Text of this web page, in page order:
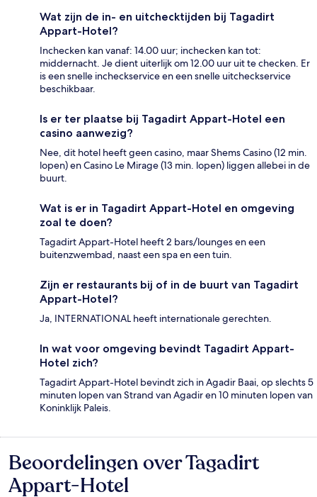
Wat zijn de in- en uitchecktijden bij Tagadirt
Appart-Hotel?
Inchecken kan vanaf: 14.00 uur; inchecken kan tot:
middernacht. Je dient uiterlijk om 12.00 uur uit te checken. Er
is een snelle incheckservice en een snelle uitcheckservice
beschikbaar.
Is er ter plaatse bij Tagadirt Appart-Hotel een
casino aanwezig?
Nee, dit hotel heeft geen casino, maar Shems Casino (12 min.
lopen) en Casino Le Mirage (13 min. lopen) liggen allebei in de
buurt.
Wat is er in Tagadirt Appart-Hotel en omgeving
zoal te doen?
Tagadirt Appart-Hotel heeft 2 bars/lounges en een
buitenzwembad, naast een spa en een tuin.
Zijn er restaurants bij of in de buurt van Tagadirt
Appart-Hotel?
Ja, INTERNATIONAL heeft internationale gerechten.
In wat voor omgeving bevindt Tagadirt Appart-
Hotel zich?
Tagadirt Appart-Hotel bevindt zich in Agadir Baai, op slechts 5
minuten lopen van Strand van Agadir en 10 minuten lopen van
Koninklijk Paleis.
Beoordelingen
Beoordelingen over Tagadirt
Appart-Hotel